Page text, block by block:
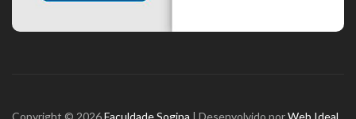
Copyright © 2026Faculdade Sogipa | Desenvolvido porWeb Ideal